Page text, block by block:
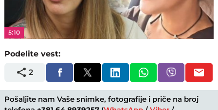
Video
5:10
Podelite vest:
2
Pošaljite nam Vaše snimke, fotografije i priče na broj